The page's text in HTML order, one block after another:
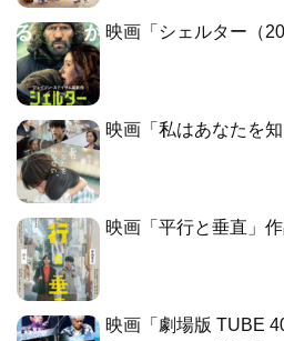
映画「シェルター（
映画「私はあなたを
映画「平行と垂直」
映画「劇場版 TUBE